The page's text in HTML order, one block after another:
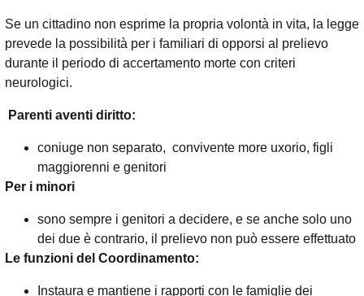
Se un cittadino non esprime la propria volontà in vita, la legge
prevede la possibilità per i familiari di opporsi al prelievo
durante il periodo di accertamento morte con criteri
neurologici.
Parenti aventi diritto:
coniuge non separato, convivente more uxorio, figli
maggiorenni e genitori
Per i minori
sono sempre i genitori a decidere, e se anche solo uno
dei due è contrario, il prelievo non può essere effettuato
Le funzioni del Coordinamento:
Instaura e mantiene i rapporti con le famiglie dei